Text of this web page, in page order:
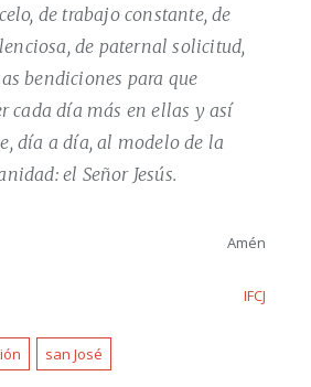
de trabajo constante, de
de paternal solicitud,
bendiciones para que
cada día más en ellas y así
día a día, al modelo de la
el Señor Jesús.
Amén
IFCJ
san José